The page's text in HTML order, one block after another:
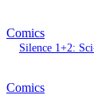
Comics
Silence 1+2:
Comics